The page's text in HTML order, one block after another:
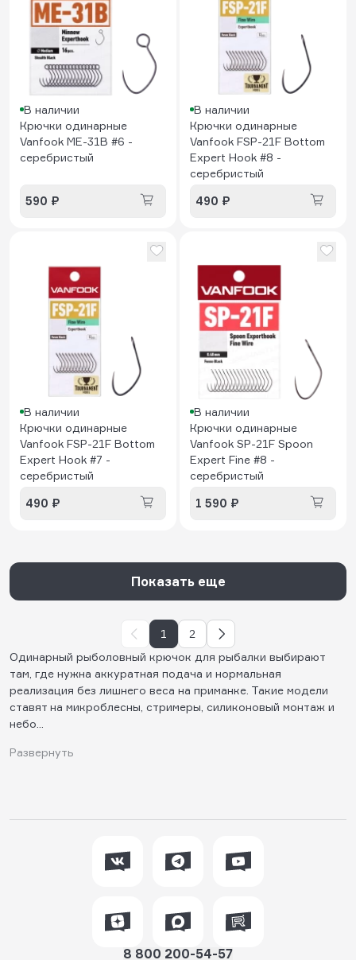
В наличии
Крючки одинарные
Vanfook ME-31B #6 -
серебристый
590 ₽
В наличии
Крючки одинарные
Vanfook FSP-21F Bottom
Expert Hook #8 -
серебристый
490 ₽
В наличии
Крючки одинарные
Vanfook FSP-21F Bottom
Expert Hook #7 -
серебристый
490 ₽
В наличии
Крючки одинарные
Vanfook SP-21F Spoon
Expert Fine #8 -
серебристый
1 590 ₽
Показать еще
1
2
Одинарный рыболовный крючок для рыбалки выбирают
там, где нужна аккуратная подача и нормальная
реализация без лишнего веса на приманке. Такие модели
ставят на микроблесны, стримеры, силиконовый монтаж и
небо...
Развернуть
8 800 200-54-57